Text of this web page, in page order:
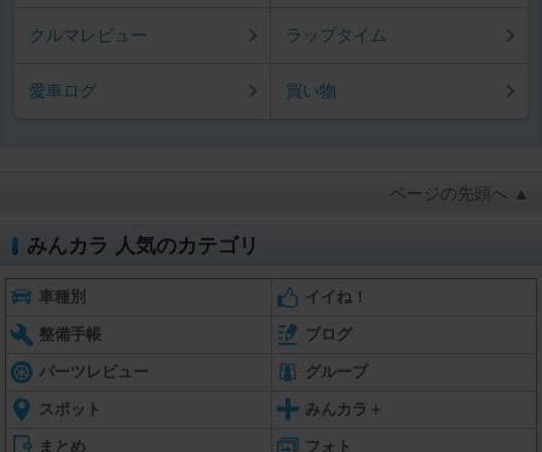
クルマレビュー ラップタイム
愛車ログ 買い物
ページの先頭へ ▲
みんカラ 人気のカテゴリ
車種別 イイね！
整備手帳 ブログ
パーツレビュー グループ
スポット みんカラ＋
まとめ フォト